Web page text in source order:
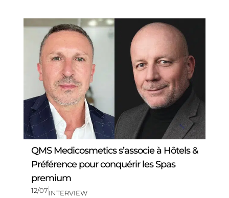
QMS Medicosmetics s’associe à Hôtels &
Préférence pour conquérir les Spas
premium
12/07INTERVIEW